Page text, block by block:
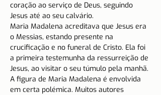
coração ao serviço de Deus, seguindo
Jesus até ao seu calvário.
Maria Madalena acreditava que Jesus era
o Messias, estando presente na
crucificação e no funeral de Cristo. Ela foi
a primeira testemunha da ressurreição de
Jesus, ao visitar o seu túmulo pela manhã.
A figura de Maria Madalena é envolvida
em certa polémica. Muitos autores